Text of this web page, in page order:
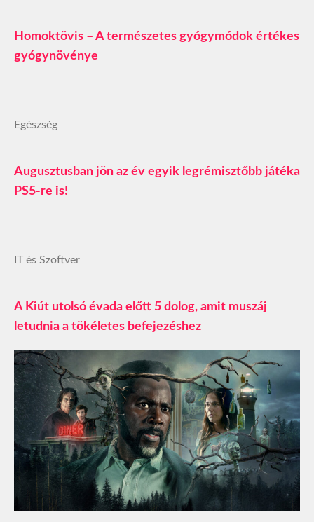
Homoktövis – A természetes gyógymódok értékes
gyógynövénye
Egészség
Augusztusban jön az év egyik legrémisztőbb játéka
PS5-re is!
IT és Szoftver
A Kiút utolsó évada előtt 5 dolog, amit muszáj
letudnia a tökéletes befejezéshez